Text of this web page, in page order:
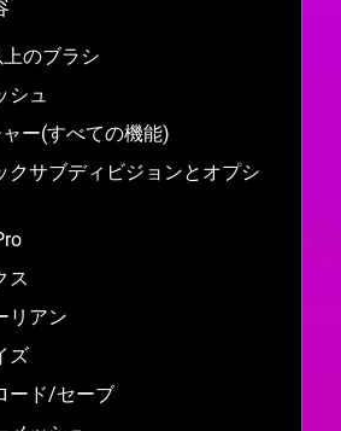
のブラシ
シュ
ー(すべての機能)
クサブディビジョンとオプシ
ス
リアン
ズ
ード/セーブ